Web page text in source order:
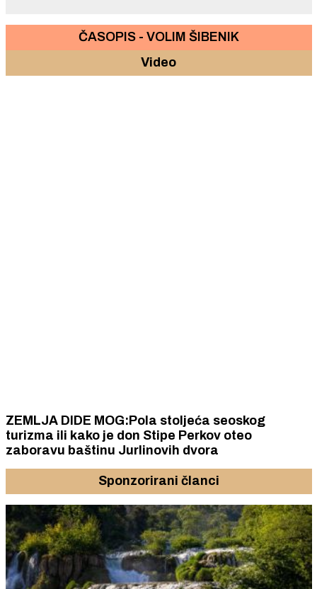
ČASOPIS - VOLIM ŠIBENIK
Video
ZEMLJA DIDE MOG:Pola stoljeća seoskog
turizma ili kako je don Stipe Perkov oteo
zaboravu baštinu Jurlinovih dvora
Sponzorirani članci